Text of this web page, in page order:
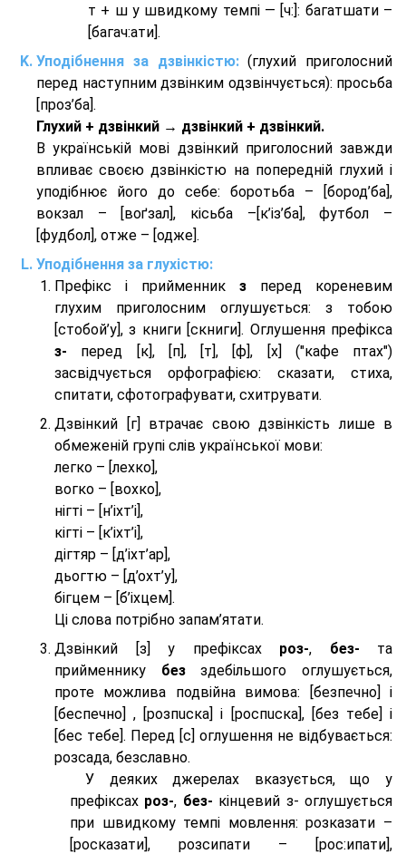
т + ш у швидкому темпі — [ч:]: багатшати –
[багач:ати].
Уподібнення за дзвінкістю:(глухий приголосний
перед наступним дзвінким одзвінчується): просьба
[проз’ба].
Глухий + дзвінкий → дзвінкий + дзвінкий.
В українській мові дзвінкий приголосний завжди
впливає своєю дзвінкістю на попередній глухий і
уподібнює його до себе: боротьба – [бород’ба],
вокзал – [воґзал], кісьба –[к’із’ба], футбол –
[фудбол], отже – [одже].
Уподібнення за глухістю:
Префікс і прийменник з перед кореневим
глухим приголосним оглушується: з тобою
[стобой’у], з книги [скниги]. Оглушення префікса
з- перед [к], [п], [т], [ф], [х] ("кафе птах")
засвідчується орфографією: сказати, стиха,
спитати, сфотографувати, схитрувати.
Дзвінкий [г] втрачає свою дзвінкість лише в
обмеженій групі слів української мови:
легко – [лехко],
вогко – [вохко],
нігті – [н’іхт’і],
кігті – [к’іхт’і],
дігтяр – [д’іхт’ар],
дьогтю – [д’охт’у],
бігцем – [б’іхцем].
Ці слова потрібно запам’ятати.
Дзвінкий [з] у префіксах роз-, без- та
прийменнику безздебільшого оглушується,
проте можлива подвійна вимова: [безпeчно] і
[беспeчно] , [розпuска] і [роспuска], [без тeбе] і
[бес тeбе]. Перед [с] оглушення не відбувається:
розсада, безславно.
У деяких джерелах вказується, що у
префіксах роз-, без- кінцевий з- оглушується
при швидкому темпі мовлення: розказати –
[росказати], розсипати – [роc:ипати],